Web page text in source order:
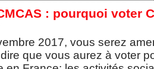
: pourquoi voter
2017, vous serez
que vous aurez à voter